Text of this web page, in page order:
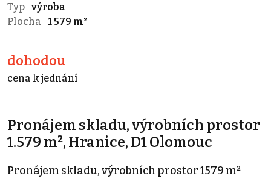
Typ výroba
Plocha
1 579 m²
dohodou
cena k jednání
Pronájem skladu, výrobních prostor
1.579 m², Hranice, D1 Olomouc
Pronájem skladu, výrobních prostor 1579 m²